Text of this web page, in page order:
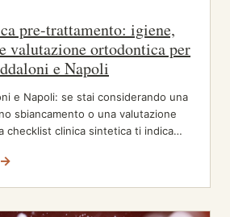
pre-trattamento: igiene,
valutazione ortodontica per
e Napoli
e Napoli: se stai considerando una
sbiancamento o una valutazione
checklist clinica sintetica ti indica…
→